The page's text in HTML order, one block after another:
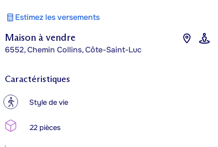
Maison à vendre
6552, Chemin Collins, Côte-Saint-Luc
Estimez les versements
Caractéristiques
? Style de vie
22 pièces